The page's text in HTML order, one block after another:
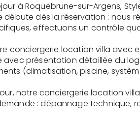
à Roquebrune-sur-Argens,
débute dès la réservation : nous
effectuons un contrôle
conciergerie location villa avec
avec présentation détaillée du
(climatisation, piscine,
notre conciergerie location
: dépannage technique,